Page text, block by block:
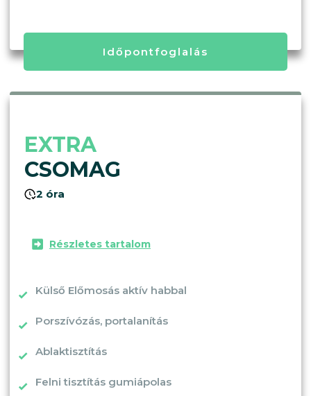
Időpontfoglalás
EXTRA
CSOMAG
2 óra
Részletes tartalom
Külső Előmosás aktív habbal
Porszívózás, portalanítás
Ablaktisztítás
Felni tisztítás gumiápolas